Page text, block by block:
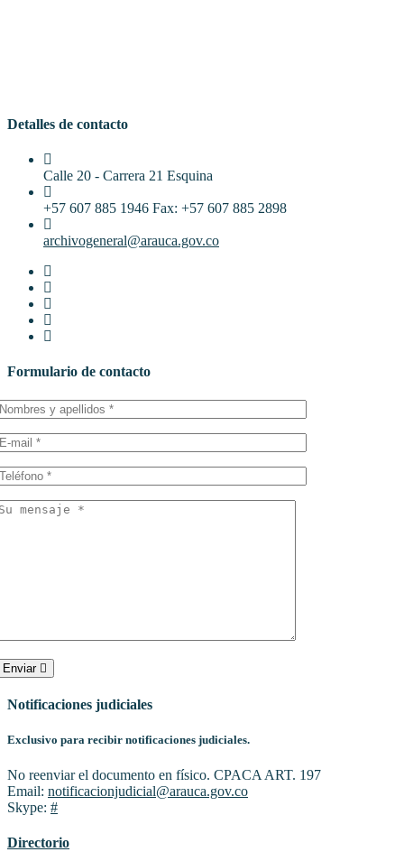
Detalles de contacto
Calle 20 - Carrera 21 Esquina
+57 607 885 1946 Fax: +57 607 885 2898
archivogeneral@arauca.gov.co
Formulario de contacto
Enviar
Notificaciones judiciales
Exclusivo para recibir notificaciones judiciales.
No reenviar el documento en físico. CPACA ART. 197
Email: notificacionjudicial@arauca.gov.co
Skype: #
Directorio